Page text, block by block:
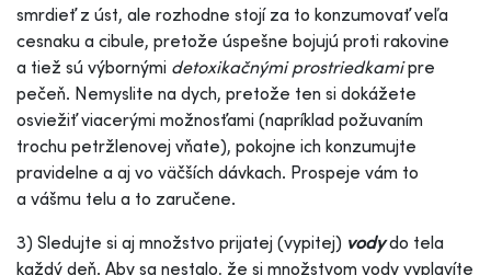
smrdieť z úst, ale rozhodne stojí za to konzumovať veľa
cesnaku a cibule, pretože úspešne bojujú proti rakovine
a tiež sú výbornými detoxikačnými prostriedkamipre
pečeň. Nemyslite na dych, pretože ten si dokážete
osviežiť viacerými možnosťami (napríklad požuvaním
trochu petržlenovej vňate), pokojne ich konzumujte
pravidelne a aj vo väčších dávkach. Prospeje vám to
a vášmu telu a to zaručene.
3) Sledujte si aj množstvo prijatej (vypitej) vodydo tela
každý deň. Aby sa nestalo, že si množstvom vody vyplavíte